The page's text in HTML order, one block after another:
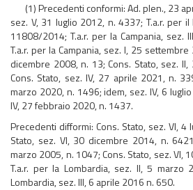
(1) Precedenti conformi: Ad. plen., 23
sez. V, 31 luglio 2012, n. 4337; T.a.r. per
11808/2014; T.a.r. per la Campania, sez.
T.a.r. per la Campania, sez. I, 25
dicembre 2008, n. 13; Cons. Stato, sez.
Cons. Stato, sez. IV, 27 aprile 2021, n.
marzo 2020, n. 1496; idem, sez. IV, 6
IV, 27 febbraio 2020, n. 1437.
Precedenti difformi: Cons. Stato, sez. VI, 4
Stato, sez. VI, 30 dicembre 2014, n.
marzo 2005, n. 1047; Cons. Stato, sez. VI,
T.a.r. per la Lombardia, sez. II, 5 marzo
Lombardia, sez. III, 6 aprile 2016 n. 650.